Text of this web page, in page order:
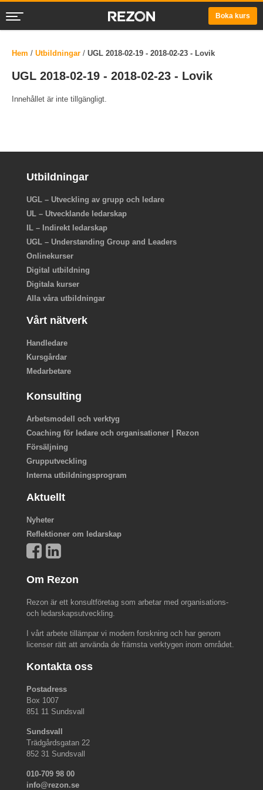
Boka kurs
Hem / Utbildningar / UGL 2018-02-19 - 2018-02-23 - Lovik
UGL 2018-02-19 - 2018-02-23 - Lovik
Innehållet är inte tillgängligt.
Utbildningar
UGL – Utveckling av grupp och ledare
UL – Utvecklande ledarskap
IL – Indirekt ledarskap
UGL – Understanding Group and Leaders
Onlinekurser
Digital utbildning
Digitala kurser
Alla våra utbildningar
Vårt nätverk
Handledare
Kursgårdar
Medarbetare
Konsulting
Arbetsmodell och verktyg
Coaching för ledare och organisationer | Rezon
Försäljning
Grupputveckling
Interna utbildningsprogram
Aktuellt
Nyheter
Reflektioner om ledarskap
Om Rezon
Rezon är ett konsultföretag som arbetar med organisations-
och ledarskapsutveckling.
I vårt arbete tillämpar vi modern forskning och har genom
licenser rätt att använda de främsta verktygen inom området.
Kontakta oss
Postadress
Box 1007
851 11 Sundsvall
Sundsvall
Trädgårdsgatan 22
852 31 Sundsvall
010-709 98 00
info@rezon.se